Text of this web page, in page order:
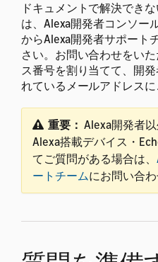
ドキュメントで解決でき
は、Alexa開発者コンソー
からAlexa開発者サポート
さい。お問い合わせをい
ス番号を割り当てて、開
れているメールアドレスに
重要： Alexa開発者
Alexa搭載デバイス・
てご質問がある場合は、
ートチームにお問い合わ